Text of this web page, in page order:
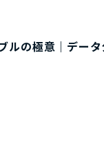
ルの極意｜デー